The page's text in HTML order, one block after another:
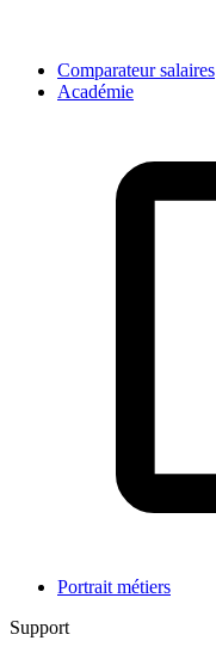
Comparateur salaires
Académie
Portrait métiers
Support